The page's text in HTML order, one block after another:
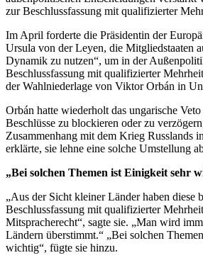
zur Beschlussfassung mit qualifizierter
Im April forderte die Präsidentin der
Ursula von der Leyen, die Mitgliedstaaten
Dynamik zu nutzen“, um in der
Beschlussfassung mit qualifizierter
der Wahlniederlage von Viktor Orbán in
Orbán hatte wiederholt das ungarische
Beschlüsse zu blockieren oder zu
Zusammenhang mit dem Krieg Russlands
erklärte, sie lehne eine solche Umstellung
„Bei solchen Themen ist Einigkeit sehr
„Aus der Sicht kleiner Länder haben diese
Beschlussfassung mit qualifizierter
Mitspracherecht“, sagte sie. „Man wird
Ländern überstimmt.“ „Bei solchen
wichtig“, fügte sie hinzu.